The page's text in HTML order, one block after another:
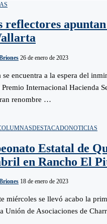
reflectores
26 de enero de 2023
se encuentra a la espera del
Internacional Hacienda
renombre …
DESTACADONOTICIAS
Estatal de
en Rancho El
18 de enero de 2023
miércoles se llevó acabo la
Unión de Asociaciones de